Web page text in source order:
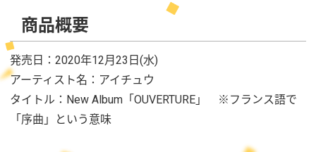
商品概要
発売日：2020年12月23日(水)
アーティスト名：アイチュウ
タイトル：New Album「OUVERTURE」 ※フランス語で
「序曲」という意味